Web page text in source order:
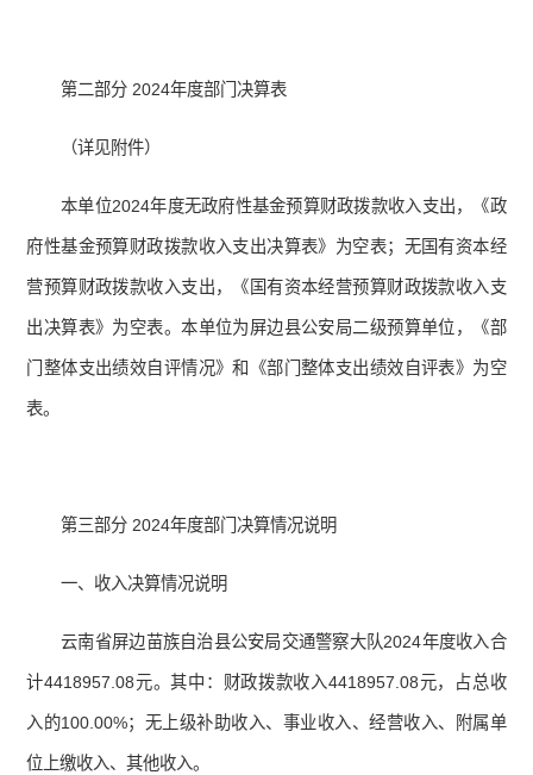
第二部分 2024年度部门决算表
（详见附件）
本单位2024年度无政府性基金预算财政拨款收入支出，《政
府性基金预算财政拨款收入支出决算表》为空表；无国有资本经
营预算财政拨款收入支出，《国有资本经营预算财政拨款收入支
出决算表》为空表。本单位为屏边县公安局二级预算单位，《部
门整体支出绩效自评情况》和《部门整体支出绩效自评表》为空
表。
第三部分 2024年度部门决算情况说明
一、收入决算情况说明
云南省屏边苗族自治县公安局交通警察大队2024年度收入合
计4418957.08元。其中：财政拨款收入4418957.08元，占总收
入的100.00%；无上级补助收入、事业收入、经营收入、附属单
位上缴收入、其他收入。